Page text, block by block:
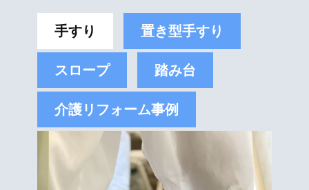
手すり 置き型手すり
スロープ 踏み台
介護リフォーム事例